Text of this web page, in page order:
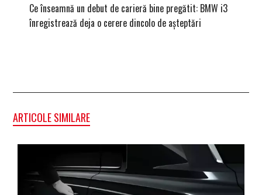
Ce înseamnă un debut de carieră bine pregătit: BMW i3
înregistrează deja o cerere dincolo de așteptări
ARTICOLE SIMILARE